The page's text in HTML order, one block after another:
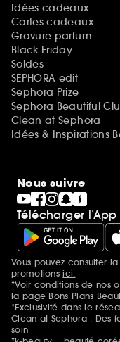
Idées cadeaux
Cartes cadeaux
Gravure parfum
Black Friday
Soldes
SEPHORA edit
Sephora Prize
Sephora Beautiful
Clean at Sephora
Idées & Inspirations
Nous suivre
Télécharger
Mentions
Vous pouvez consulter
promotionsici.
*Voir conditions de nos
la page Bons Plans
*Exclusivité dans le
Clean at Sephora : Des
soin